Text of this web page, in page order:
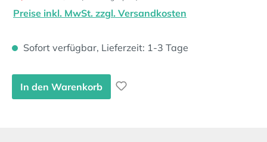
Preise inkl. MwSt. zzgl. Versandkosten
Sofort verfügbar, Lieferzeit: 1-3 Tage
In den Warenkorb